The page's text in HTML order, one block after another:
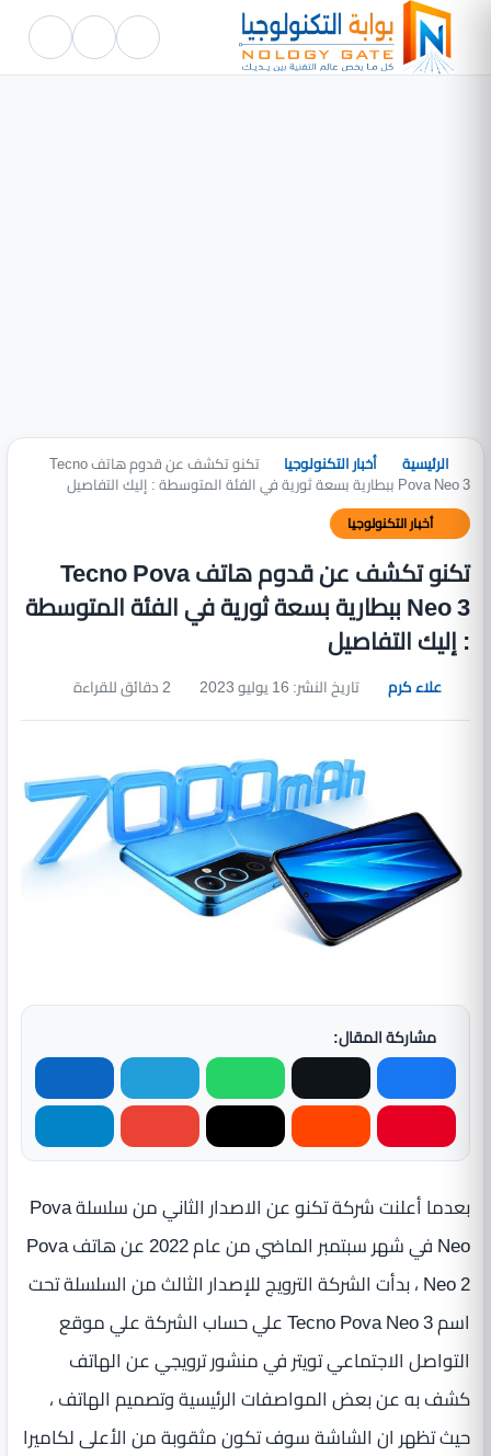
الرئيسية أخبار التكنولوجيا تكنو تكشف عن قدوم هاتف Tecno
Pova Neo 3 ببطارية بسعة ثورية في الفئة المتوسطة : إليك التفاصيل
أخبار التكنولوجيا
تكنو تكشف عن قدوم هاتف Tecno Pova
Neo 3 ببطارية بسعة ثورية في الفئة المتوسطة
: إليك التفاصيل
علاء كرم تاريخ النشر: 16 يوليو 2023
مشاركة المقال:
بعدما أعلنت شركة تكنو عن الاصدار الثاني من سلسلة Pova
Neo في شهر سبتمبر الماضي من عام 2022 عن هاتف Pova
Neo 2 ، بدأت الشركة الترويج للإصدار الثالث من السلسلة تحت
اسم Tecno Pova Neo 3 علي حساب الشركة علي موقع
التواصل الاجتماعي تويتر في منشور ترويجي عن الهاتف
كشف به عن بعض المواصفات الرئيسية وتصميم الهاتف ،
حيث تظهر ان الشاشة سوف تكون مثقوبة من الأعلى لكاميرا